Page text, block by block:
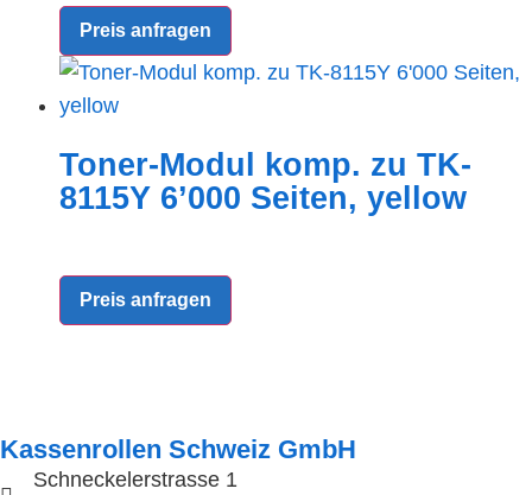
Preis anfragen
Toner-Modul komp. zu TK-
8115Y 6’000 Seiten, yellow
Preis anfragen
Kassenrollen Schweiz GmbH
Schneckelerstrasse 1